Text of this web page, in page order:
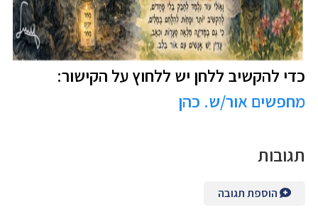
כדי להקשיב ללחן יש ללחוץ על הקישור:
מחפשים אור/ש. כהן
תגובות
הוספת תגובה